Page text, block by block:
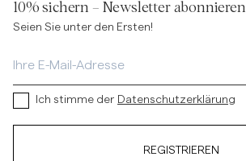
10% sichern – Newsletter abonnieren
Seien Sie unter den Ersten!
Ich stimme der Datenschutzerklärung
REGISTRIEREN